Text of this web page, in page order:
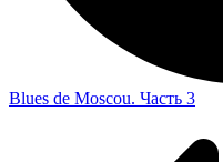
Blues de Moscou. Часть 3